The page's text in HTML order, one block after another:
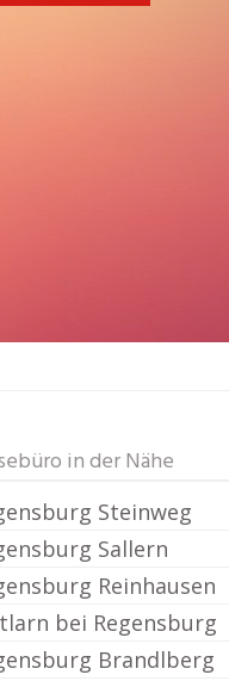
in der Nähe
Steinweg
Sallern
Reinhausen
bei Regensburg
Brandlberg